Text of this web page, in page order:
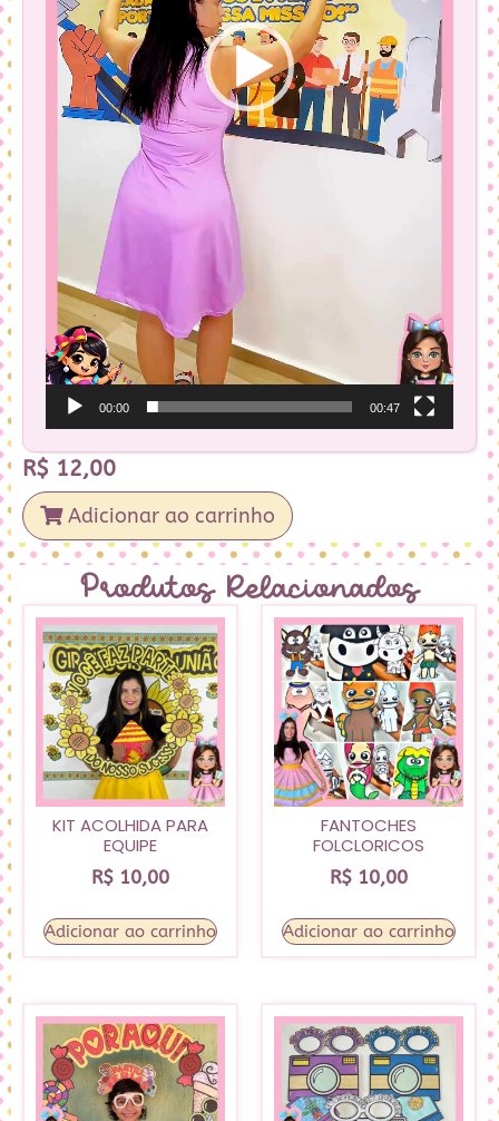
00:00 00:47
R$ 12,00
Adicionar ao carrinho
Produtos Relacionados
KIT ACOLHIDA PARA
EQUIPE
R$ 10,00
Adicionar ao carrinho
FANTOCHES
FOLCLORICOS
R$ 10,00
Adicionar ao carrinho